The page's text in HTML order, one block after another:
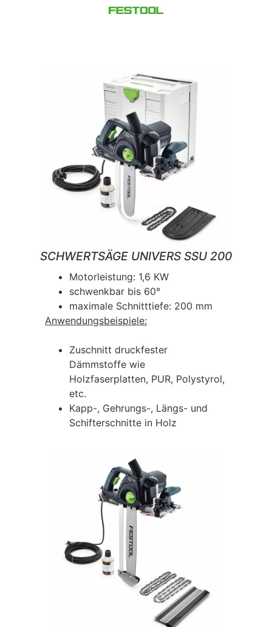
SCHWERTSÄGE UNIVERS SSU 200
Motorleistung: 1,6 KW
schwenkbar bis 60°
maximale Schnitttiefe: 200 mm
Anwendungsbeispiele:
Zuschnitt druckfester
Dämmstoffe wie
Holzfaserplatten, PUR, Polystyrol,
etc.
Kapp-, Gehrungs-, Längs- und
Schifterschnitte in Holz